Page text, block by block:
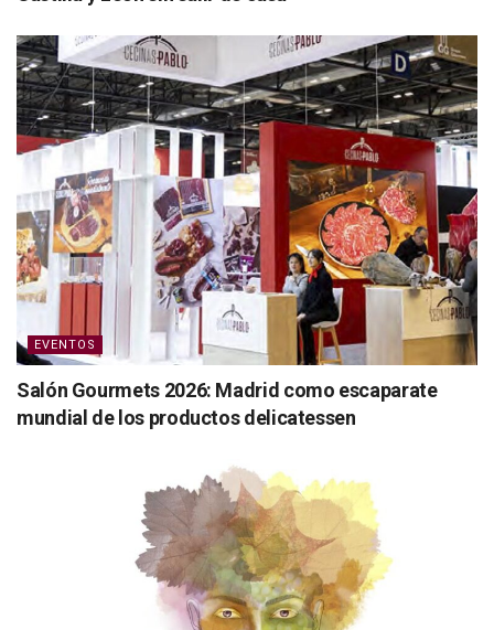
EVENTOS
Salón Gourmets 2026: Madrid como escaparate
mundial de los productos delicatessen